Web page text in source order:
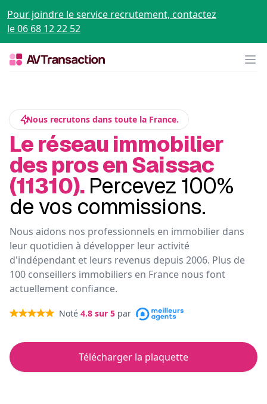
Pour joindre le service recrutement, contactez
le 06 68 12 22 52
Nous recrutons dans toute la France.
Le réseau immobilier
des pros en Saissac
(11310). Percevez 100%
de vos commissions.
Nous aidons nos professionnels en immobilier dans
leur quotidien à développer leur activité
d'indépendant et leurs revenus depuis 2006. Plus de
100 conseillers immobiliers en France nous font
actuellement confiance.
Noté 4.8 sur 5 par
Télécharger la plaquette